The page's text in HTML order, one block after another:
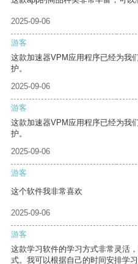
2025-09-06
游客
这款加速器VPM应用程序已经为我
护。
2025-09-06
游客
这款加速器VPM应用程序已经为我
护。
2025-09-06
游客
这个软件我非常喜欢
2025-09-06
游客
这款学习软件的学习方式非常灵活
式。我可以根据自己的时间安排学习